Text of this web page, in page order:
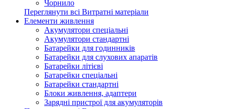
Чорнило
Переглянути всі Витратні матеріали
Елементи живлення
Акумулятори спеціальні
Акумулятори стандартні
Батарейки для годинників
Батарейки для слухових апаратів
Батарейки літієві
Батарейки спеціальні
Батарейки стандартні
Блоки живлення, адаптери
Зарядні пристрої для акумуляторів